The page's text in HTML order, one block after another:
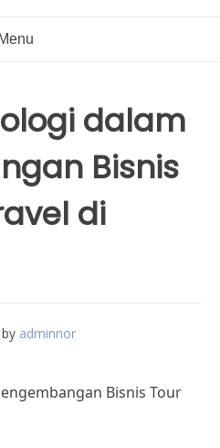
Menu
dalam
Bisnis
di
by adminnor
Bisnis Tour